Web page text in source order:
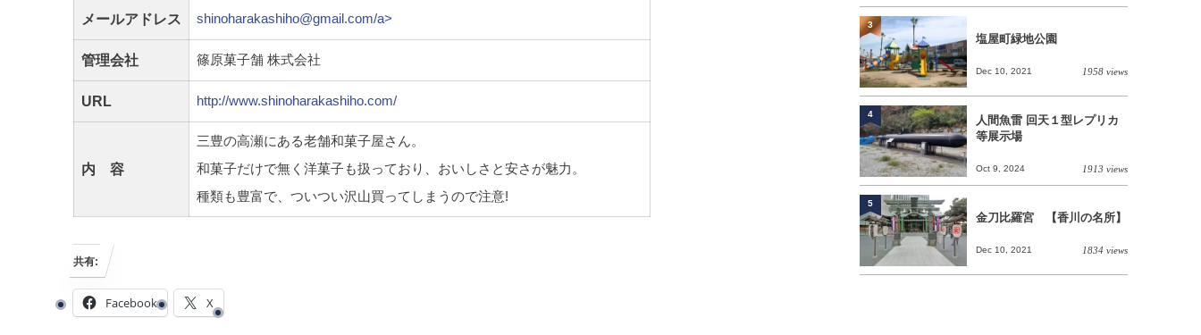
メールアドレス shinoharakashiho@gmail.com/a>
管理会社 篠原菓子舗 株式会社
URL http://www.shinoharakashiho.com/
内 容
三豊の高瀬にある老舗和菓子屋さん。
和菓子だけで無く洋菓子も扱っており、おいしさと安さが魅力。
種類も豊富で、ついつい沢山買ってしまうので注意!
共有:
Facebook X
塩屋町緑地公園
Dec 10, 2021 1958 views
3
人間魚雷 回天１型レプリカ
等展示場
Oct 9, 2024 1913 views
4
金刀比羅宮 【香川の名所】
Dec 10, 2021 1834 views
5